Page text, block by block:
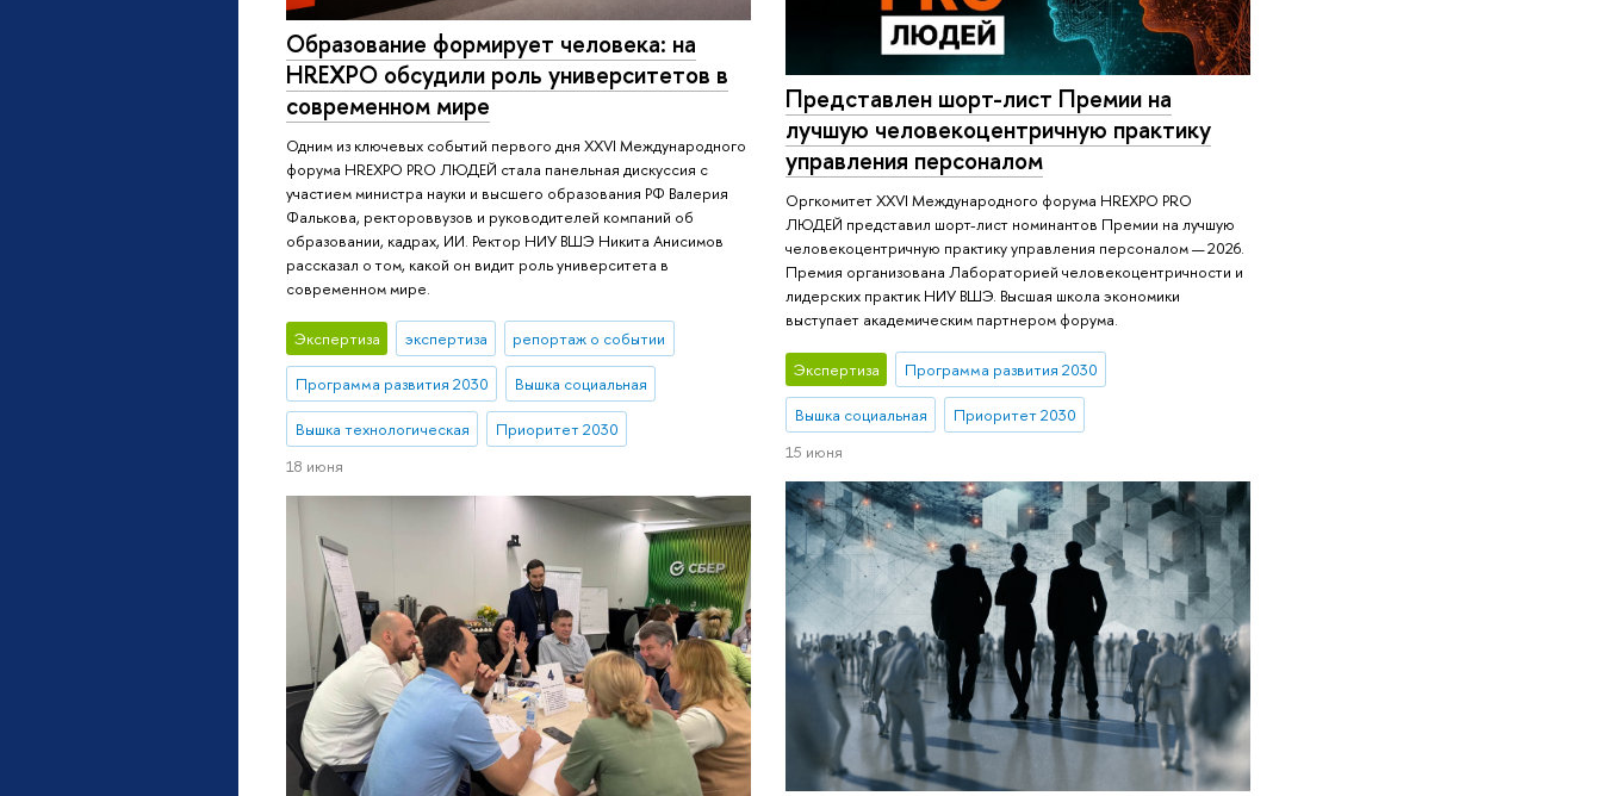
Образование формирует человека: на
HREXPO обсудили роль университетов в
современном мире
Одним из ключевых событий первого дня XXVI Международного
форума HREXPO PRO ЛЮДЕЙ стала панельная дискуссия с
участием министра науки и высшего образования РФ Валерия
Фалькова, ректороввузов и руководителей компаний об
образовании, кадрах, ИИ. Ректор НИУ ВШЭ Никита Анисимов
рассказал о том, какой он видит роль университета в
современном мире.
Экспертиза экспертиза репортаж о событии
Программа развития 2030 Вышка социальная
Вышка технологическая
Приоритет 2030
18 июня
Представлен шорт-лист Премии на
лучшую человекоцентричную практику
управления персоналом
Оргкомитет XXVI Международного форума HREXPO PRO
ЛЮДЕЙ представил шорт-лист номинантов Премии на лучшую
человекоцентричную практику управления персоналом — 2026.
Премия организована Лабораторией человекоцентричности и
лидерских практик НИУ ВШЭ. Высшая школа экономики
выступает академическим партнером форума.
Экспертиза Программа развития 2030
Вышка социальная
Приоритет 2030
15 июня